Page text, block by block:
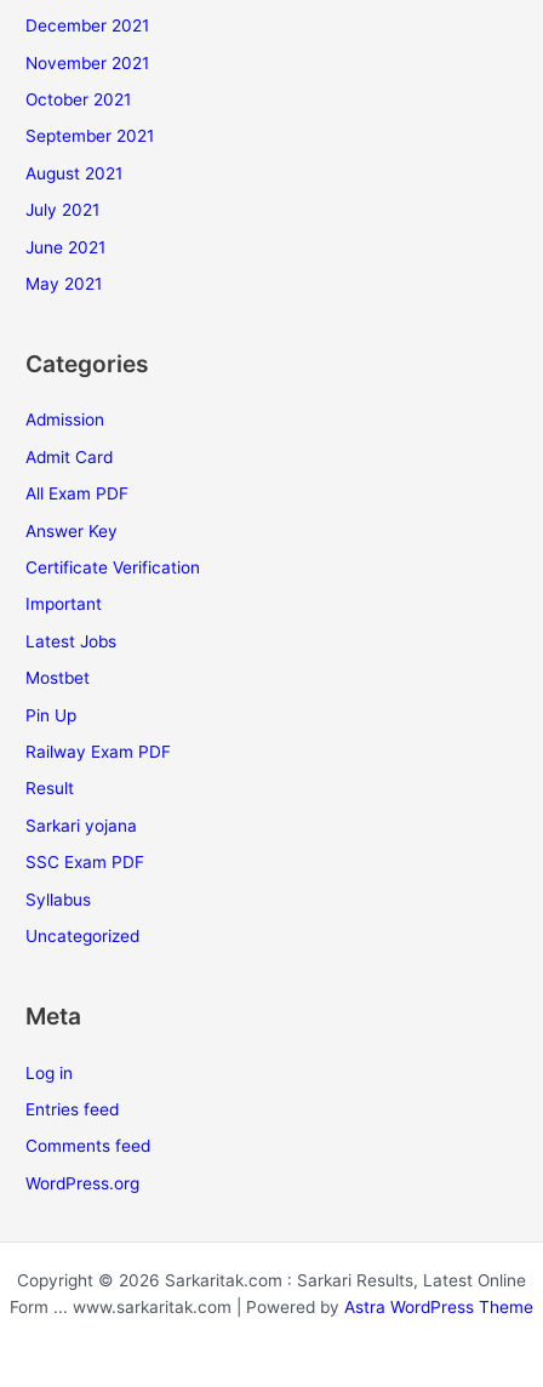
December 2021
November 2021
October 2021
September 2021
August 2021
July 2021
June 2021
May 2021
Categories
Admission
Admit Card
All Exam PDF
Answer Key
Certificate Verification
Important
Latest Jobs
Mostbet
Pin Up
Railway Exam PDF
Result
Sarkari yojana
SSC Exam PDF
Syllabus
Uncategorized
Meta
Log in
Entries feed
Comments feed
WordPress.org
Copyright © 2026 Sarkaritak.com : Sarkari Results, Latest Online
Form ... www.sarkaritak.com | Powered by Astra WordPress Theme